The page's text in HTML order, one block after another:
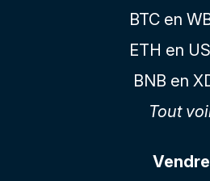
BTC en
ETH en
BNB en
Tout
Vendre